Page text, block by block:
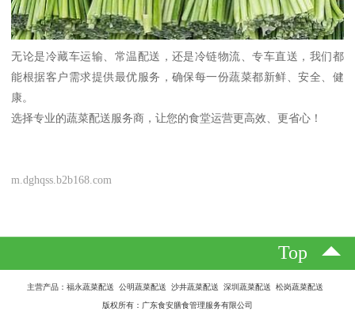
无论是冷藏车运输、常温配送，还是冷链物流、专车直送，我们都
能根据客户需求提供最优服务，确保每一份蔬菜都新鲜、安全、健
康。
选择专业的蔬菜配送服务商，让您的食堂运营更高效、更省心！
m.dghqss.b2b168.com
Top
主营产品：福永蔬菜配送 公明蔬菜配送 沙井蔬菜配送 深圳蔬菜配送 松岗蔬菜配送
版权所有：广东食安膳食管理服务有限公司